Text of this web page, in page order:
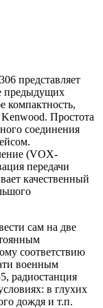
представляет
предыдущих
компактность,
Простота
соединения
(VOX-
передачи
качественный
сам на две
соответствию
военным
радиостанция
в глухих
дождя и т.п.